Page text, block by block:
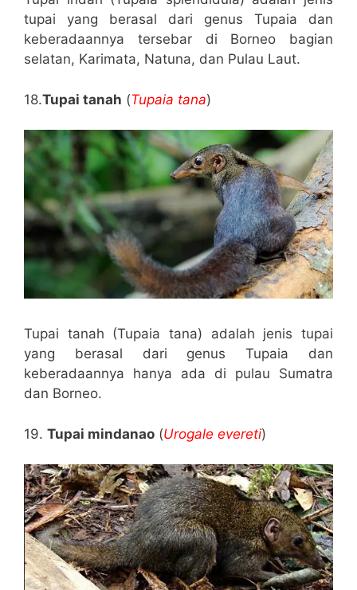
tupai yang berasal dari genus Tupaia dan
keberadaannya tersebar di Borneo bagian
selatan, Karimata, Natuna, dan Pulau Laut.
18.Tupai tanah (Tupaia tana)
Tupai tanah (Tupaia tana) adalah jenis tupai
yang berasal dari genus Tupaia dan
keberadaannya hanya ada di pulau Sumatra
dan Borneo.
19. Tupai mindanao (Urogale evereti)